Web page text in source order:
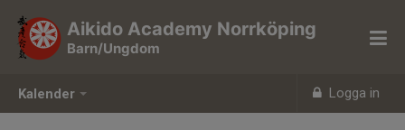
Kalender Logga in
Aikido Academy Norrköping
Barn/Ungdom